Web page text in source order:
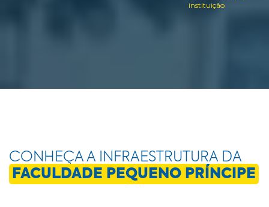
instituição
CONHEÇA A INFRAESTRUTURA DA
FACULDADE PEQUENO PRÍNCIPE